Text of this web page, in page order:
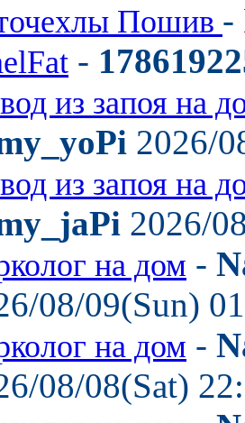
Пошив -
-
из запоя на
2026/
из запоя на
2026/
на дом -
08/09(Sun)
на дом -
08/08(Sat)